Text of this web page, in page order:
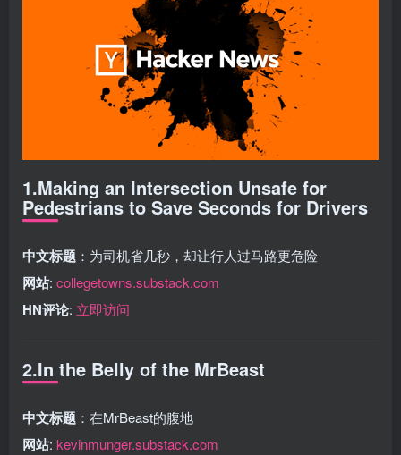
1.Making an Intersection Unsafe for
Pedestrians to Save Seconds for Drivers
中文标题 ：为司机省几秒，却让行人过马路更危险
网站: collegetowns.substack.com
HN评论: 立即访问
2.In the Belly of the MrBeast
中文标题 ：在MrBeast的腹地
网站: kevinmunger.substack.com